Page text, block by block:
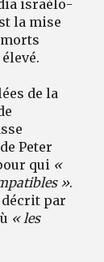
israélo-
la mise
de la
Peter
qui «
».
par
« les